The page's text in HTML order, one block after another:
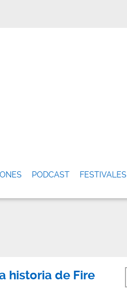
PODCAST FESTIVALES
historia de Fire